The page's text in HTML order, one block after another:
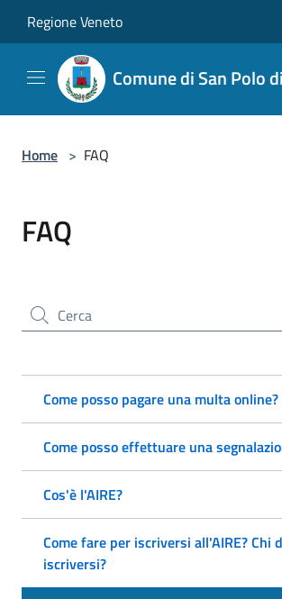
Regione Veneto
Comune di San Polo
Home > FAQ
FAQ
Cerca nel sito
Come posso pagare una multa online?
Come posso effettuare una
Cos'è l'AIRE?
Come fare per iscriversi all'AIRE? Chi
iscriversi?